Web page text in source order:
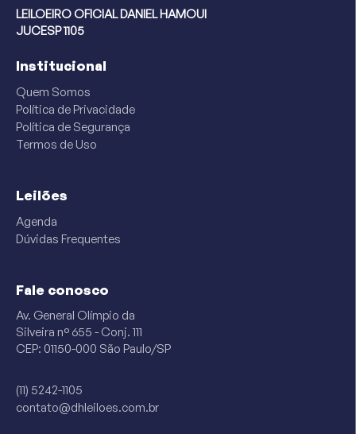
LEILOEIRO OFICIAL DANIEL HAMOUI
JUCESP 1105
Institucional
Quem Somos
Política de Privacidade
Política de Segurança
Termos de Uso
Leilões
Agenda
Dúvidas Frequentes
Fale conosco
Av. General Olímpio da
Silveira n° 655 - Conj. 111
CEP: 01150-000 São Paulo/SP
(11) 5242-1105
contato@dhleiloes.com.br